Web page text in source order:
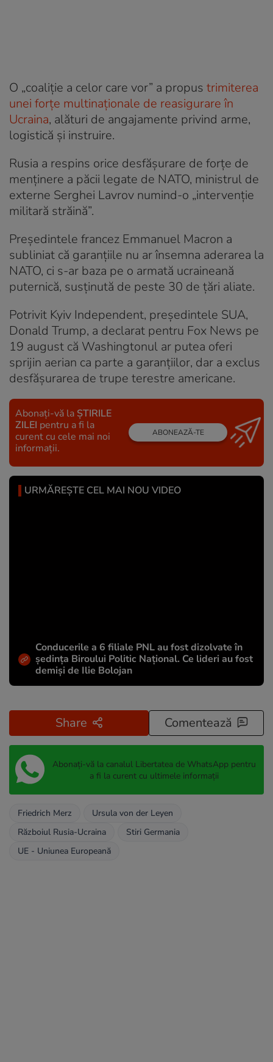
O „coaliție a celor care vor” a propus trimiterea
unei forțe multinaționale de reasigurare în
Ucraina, alături de angajamente privind arme,
logistică și instruire.
Rusia a respins orice desfășurare de forțe de
menținere a păcii legate de NATO, ministrul de
externe Serghei Lavrov numind-o „intervenție
militară străină”.
Președintele francez Emmanuel Macron a
subliniat că garanțiile nu ar însemna aderarea la
NATO, ci s-ar baza pe o armată ucraineană
puternică, susținută de peste 30 de țări aliate.
Potrivit Kyiv Independent, președintele SUA,
Donald Trump, a declarat pentru Fox News pe
19 august că Washingtonul ar putea oferi
sprijin aerian ca parte a garanțiilor, dar a exclus
desfășurarea de trupe terestre americane.
Abonați-vă la ȘTIRILE
ZILEI pentru a fi la
curent cu cele mai noi
informații.
ABONEAZĂ-TE
URMĂREȘTE CEL MAI NOU VIDEO
Conducerile a 6 filiale PNL au fost dizolvate în
ședința Biroului Politic Național. Ce lideri au fost
demiși de Ilie Bolojan
Share Comentează
Abonați-vă la canalul Libertatea de WhatsApp pentru
a fi la curent cu ultimele informații
Friedrich Merz
Ursula von der Leyen
Războiul Rusia-Ucraina
Stiri Germania
UE - Uniunea Europeană